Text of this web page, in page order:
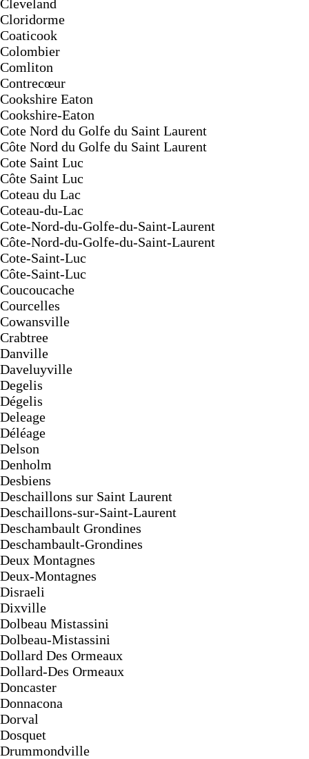
Cleveland
Cloridorme
Coaticook
Colombier
Comliton
Contrecœur
Cookshire Eaton
Cookshire-Eaton
Cote Nord du Golfe du Saint Laurent
Côte Nord du Golfe du Saint Laurent
Cote Saint Luc
Côte Saint Luc
Coteau du Lac
Coteau-du-Lac
Cote-Nord-du-Golfe-du-Saint-Laurent
Côte-Nord-du-Golfe-du-Saint-Laurent
Cote-Saint-Luc
Côte-Saint-Luc
Coucoucache
Courcelles
Cowansville
Crabtree
Danville
Daveluyville
Degelis
Dégelis
Deleage
Déléage
Delson
Denholm
Desbiens
Deschaillons sur Saint Laurent
Deschaillons-sur-Saint-Laurent
Deschambault Grondines
Deschambault-Grondines
Deux Montagnes
Deux-Montagnes
Disraeli
Dixville
Dolbeau Mistassini
Dolbeau-Mistassini
Dollard Des Ormeaux
Dollard-Des Ormeaux
Doncaster
Donnacona
Dorval
Dosquet
Drummondville